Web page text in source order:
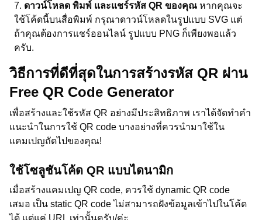
ดาวน์โหลด พิมพ์ และแชร์รหัส QR ของคุณ หากคุณจะ
ใช้โค้ดนี้บนสื่อพิมพ์ กรุณาดาวน์โหลดในรูปแบบ SVG แต่
ถ้าคุณต้องการแชร์ออนไลน์ รูปแบบ PNG ก็เพียงพอแล้ว
ครับ.
วิธีการที่ดีที่สุดในการสร้างรหัส QR ผ่าน
Free QR Code Generator
เพื่อสร้างและใช้รหัส QR อย่างมีประสิทธิภาพ เราได้จัดทำคำ
แนะนำในการใช้ QR code บางอย่างที่ควรนำมาใช้ใน
แคมเปญถัดไปของคุณ!
ใช้โซลูชันโค้ด QR แบบไดนามิก
เมื่อสร้างแคมเปญ QR code, ควรใช้ dynamic QR code
เสมอ เป็น static QR code ไม่สามารถฝังข้อมูลเข้าไปในโค้ด
ได้ แต่แค่ URL เท่านั้นครับ/ค่ะ.